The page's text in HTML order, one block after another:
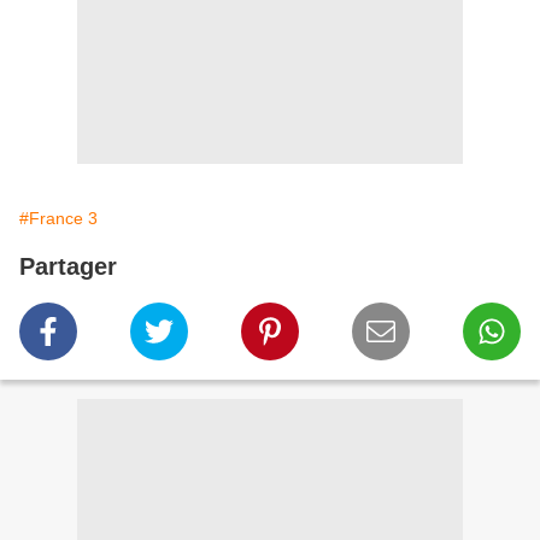
#France 3
Partager